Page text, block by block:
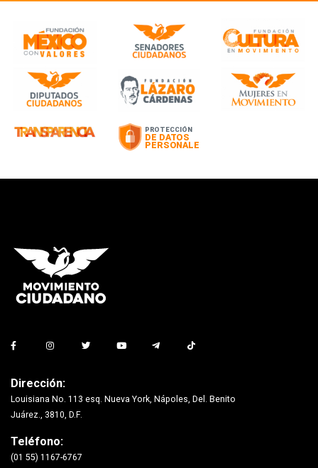
Dirección:
Louisiana No. 113 esq. Nueva York, Nápoles, Del. Benito
Juárez., 3810, D.F.
Teléfono:
(01 55) 1167-6767